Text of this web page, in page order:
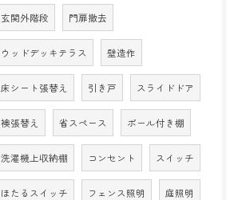
玄関外階段 門扉撤去
ウッドデッキテラス 壁造作
床シート張替え 引き戸 スライドドア
襖張替え 省スペース ポール付き棚
洗濯機上収納棚 コンセント スイッチ
ほたるスイッチ フェンス照明 庭照明